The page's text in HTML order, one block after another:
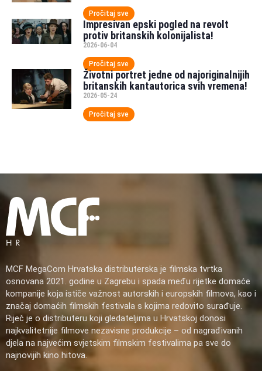
Pročitaj sve
Impresivan epski pogled na revolt
protiv britanskih kolonijalista!
2026-06-04
Pročitaj sve
Životni portret jedne od najoriginalnijih
britanskih kantautorica svih vremena!
2026-05-24
Pročitaj sve
MCF MegaCom Hrvatska distributerska je filmska tvrtka
osnovana 2021. godine u Zagrebu i spada među rijetke domaće
kompanije koja ističe važnost autorskih i europskih filmova, kao i
značaj domaćih filmskih festivala s kojima redovito surađuje.
Riječ je o distributeru koji gledateljima u Hrvatskoj donosi
najkvalitetnije filmove nezavisne produkcije – od nagrađivanih
djela na najvećim svjetskim filmskim festivalima pa sve do
najnovijih kino hitova.